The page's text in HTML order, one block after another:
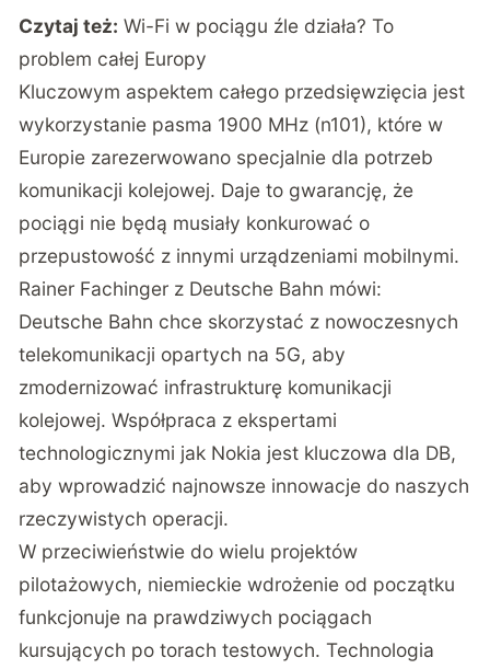
Czytaj też: Wi-Fi w pociągu źle działa? To
problem całej Europy
Kluczowym aspektem całego przedsięwzięcia jest
wykorzystanie pasma 1900 MHz (n101), które w
Europie zarezerwowano specjalnie dla potrzeb
komunikacji kolejowej. Daje to gwarancję, że
pociągi nie będą musiały konkurować o
przepustowość z innymi urządzeniami mobilnymi.
Rainer Fachinger z Deutsche Bahn mówi:
Deutsche Bahn chce skorzystać z nowoczesnych
telekomunikacji opartych na 5G, aby
zmodernizować infrastrukturę komunikacji
kolejowej. Współpraca z ekspertami
technologicznymi jak Nokia jest kluczowa dla DB,
aby wprowadzić najnowsze innowacje do naszych
rzeczywistych operacji.
W przeciwieństwie do wielu projektów
pilotażowych, niemieckie wdrożenie od początku
funkcjonuje na prawdziwych pociągach
kursujących po torach testowych. Technologia